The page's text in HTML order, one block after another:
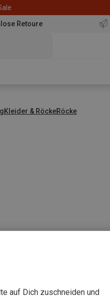
Retoure
Kleider & RöckeRöcke
auf Dich zuschneiden und